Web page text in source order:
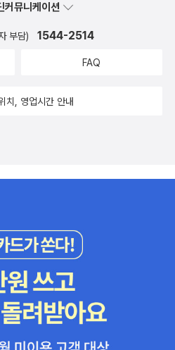
커뮤니케이션
부담) 1544-2514
FAQ
치, 영업시간 안내